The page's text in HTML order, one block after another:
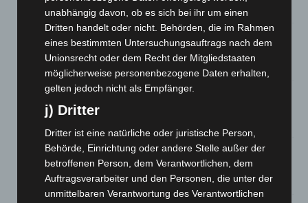
7. August 2026
Brand im „Haus der Begegnung“ in Neuwarmbüchen schnell
Region Hannover: 21 neue Notfallsanitäter starten beim
Roten Kreuz
Mann läuft mit Hockeyschläger über A7 – Polizei sucht
Zeugen
5. August 2026
unabhängig davon, ob es sich bei ihr um einen
Dritten handelt oder nicht. Behörden, die im Rahmen
eines bestimmten Untersuchungsauftrags nach dem
Unionsrecht oder dem Recht der Mitgliedstaaten
möglicherweise personenbezogene Daten erhalten,
gelten jedoch nicht als Empfänger.
j) Dritter
Dritter ist eine natürliche oder juristische Person,
Behörde, Einrichtung oder andere Stelle außer der
betroffenen Person, dem Verantwortlichen, dem
Auftragsverarbeiter und den Personen, die unter der
unmittelbaren Verantwortung des Verantwortlichen